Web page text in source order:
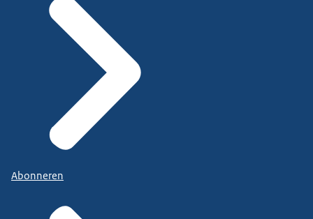
Abonneren